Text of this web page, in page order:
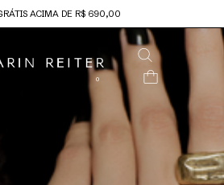
ACIMA DE R$ 690,00
0